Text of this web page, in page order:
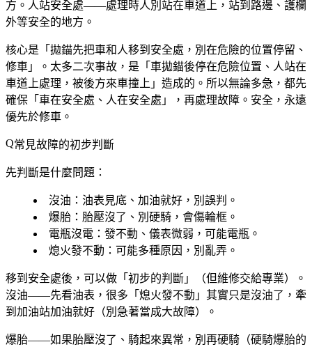
方。人站安全處——處理時人別站在車道上，站到路邊、護欄
外等安全的地方。
核心是「拋錨先把車和人移到安全處，別在危險的位置停留、
修車」。太多二次事故，是「車拋錨後停在危險位置、人站在
車道上處理，被後方來車撞上」造成的。所以無論多急，都先
確保「車在安全處、人在安全處」，再處理故障。安全，永遠
優先於修車。
常見故障的初步判斷
先判斷是什麼問題：
沒油 ：油表見底、加油就好，別誤判。
爆胎 ：胎壓沒了、別硬騎，會傷輪框。
電瓶沒電 ：發不動、儀表微弱，可能電瓶。
熄火發不動 ：可能多種原因，別亂弄。
移到安全處後，可以做「初步的判斷」（但維修交給專業）。
沒油——先看油表，很多「熄火發不動」其實只是沒油了，牽
到加油站加油就好（別急著當成大故障）。
爆胎——如果胎壓沒了、騎起來異常，別再硬騎（硬騎爆胎的